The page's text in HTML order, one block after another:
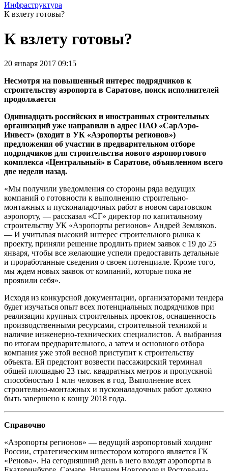
Инфраструктура
К взлету готовы?
К взлету готовы?
20 января 2017 09:15
Несмотря на повышенный интерес подрядчиков к
строительству аэропорта в Саратове, поиск исполнителей
продолжается
Одиннадцать российских и иностранных строительных
организаций уже направили в адрес ПАО «СарАэро-
Инвест» (входит в УК «Аэропорты регионов»)
предложения об участии в предварительном отборе
подрядчиков для строительства нового аэропортового
комплекса «Центральный» в Саратове, объявленном всего
две недели назад.
«Мы получили уведомления со стороны ряда ведущих
компаний о готовности к выполнению строительно-
монтажных и пусконаладочных работ в новом саратовском
аэропорту, — рассказал «СГ» директор по капитальному
строительству УК «Аэропорты регионов» Андрей Земляков.
— И учитывая высокий интерес строительного рынка к
проекту, приняли решение продлить прием заявок с 19 до 25
января, чтобы все желающие успели предоставить детальные
и проработанные сведения о своем потенциале. Кроме того,
мы ждем новых заявок от компаний, которые пока не
проявили себя».
Исходя из конкурсной документации, организаторами тендера
будет изучаться опыт всех потенциальных подрядчиков при
реализации крупных строительных проектов, оснащенность
производственными ресурсами, строительной техникой и
наличие инженерно-технических специалистов. А выбранная
по итогам предварительного, а затем и основного отбора
компания уже этой весной приступит к строительству
объекта. Ей предстоит возвести пассажирский терминал
общей площадью 23 тыс. квадратных метров и пропускной
способностью 1 млн человек в год. Выполнение всех
строительно-монтажных и пусконаладочных работ должно
быть завершено к концу 2018 года.
Справочно
«Аэропорты регионов» — ведущий аэропортовый холдинг
России, стратегическим инвестором которого является ГК
«Ренова». На сегодняшний день в него входят аэропорты в